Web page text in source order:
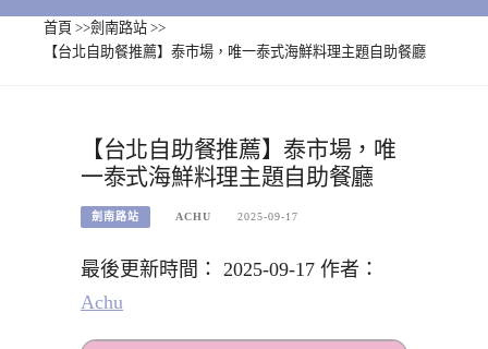
首頁 >>劍南路站 >>
【台北自助餐推薦】泰市場，唯一泰式海鮮料理主題自助餐廳
【台北自助餐推薦】泰市場，唯
一泰式海鮮料理主題自助餐廳
劍南路站 ACHU 2025-09-17
最後更新時間： 2025-09-17 作者：
Achu